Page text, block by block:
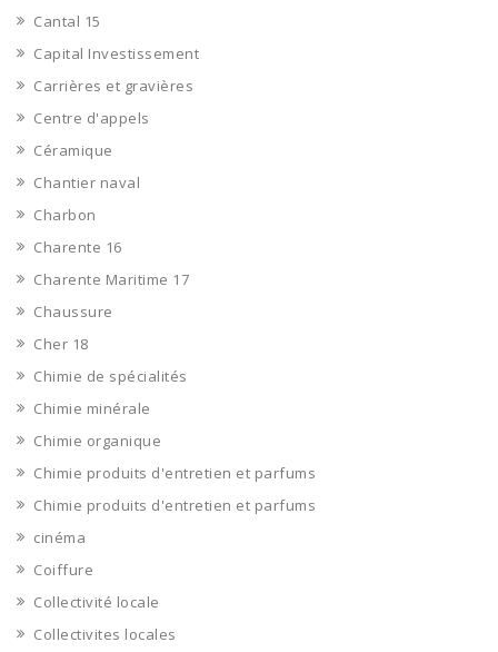
Cantal 15
Capital Investissement
Carrières et gravières
Centre d'appels
Céramique
Chantier naval
Charbon
Charente 16
Charente Maritime 17
Chaussure
Cher 18
Chimie de spécialités
Chimie minérale
Chimie organique
Chimie produits d'entretien et parfums
Chimie produits d'entretien et parfums
cinéma
Coiffure
Collectivité locale
Collectivites locales